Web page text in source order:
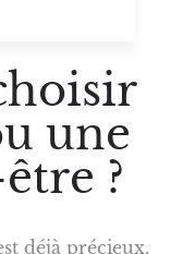
une
?
déjà précieux.